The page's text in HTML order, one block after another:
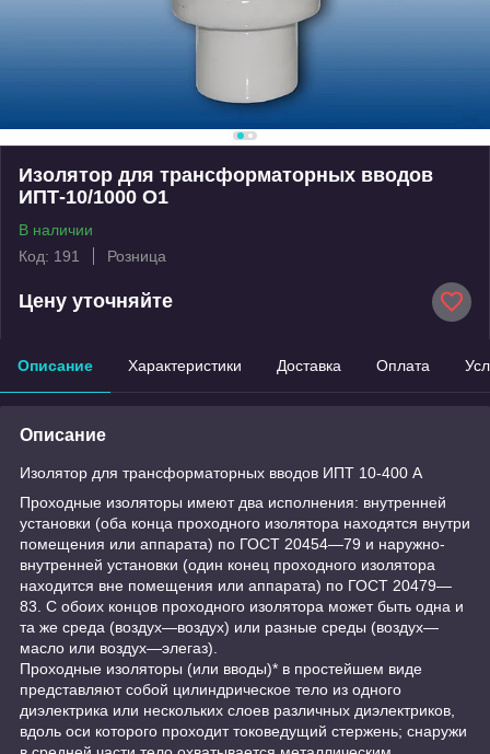
Изолятор для трансформаторных вводов
ИПТ-10/1000 О1
В наличии
Код: 191
Розница
Цену уточняйте
Описание Характеристики Доставка Оплата
Описание
Изолятор для трансформаторных вводов ИПТ 10-400 А
Проходные изоляторы имеют два исполнения: внутренней
установки (оба конца проходного изолятора находятся внутри
помещения или аппарата) по ГОСТ 20454—79 и наружно-
внутренней установки (один конец проходного изолятора
находится вне помещения или аппарата) по ГОСТ 20479—
83. С обоих концов проходного изолятора может быть одна и
та же среда (воздух—воздух) или разные среды (воздух—
масло или воздух—элегаз).
Проходные изоляторы (или вводы)* в простейшем виде
представляют собой цилиндрическое тело из одного
диэлектрика или нескольких слоев различных диэлектриков,
вдоль оси которого проходит токоведущий стержень; снаружи